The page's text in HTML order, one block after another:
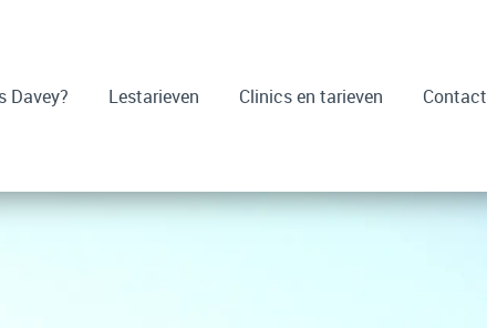
Davey? Lestarieven Clinics en tarieven Contact